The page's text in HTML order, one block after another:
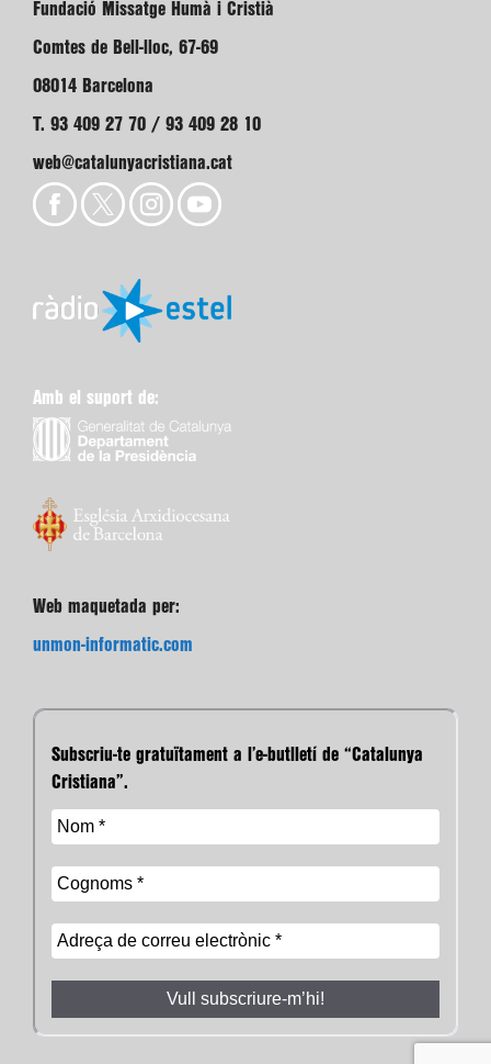
Fundació Missatge Humà i Cristià
Comtes de Bell-lloc, 67-69
08014 Barcelona
T. 93 409 27 70 / 93 409 28 10
web@catalunyacristiana.cat
Amb el suport de:
Web maquetada per:
unmon-informatic.com
Subscriu-te gratuïtament a l’e-butlletí de “Catalunya
Cristiana”.